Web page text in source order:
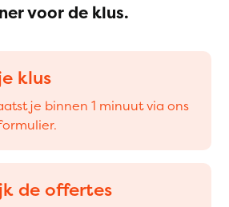
voor de klus.
klus
je binnen 1 minuut via ons
de offertes